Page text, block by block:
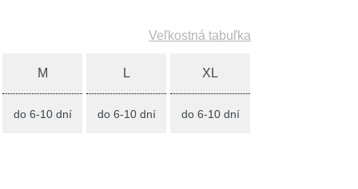
Veľkostná tabuľka
M
do 6-10 dní
L
do 6-10 dní
XL
do 6-10 dní